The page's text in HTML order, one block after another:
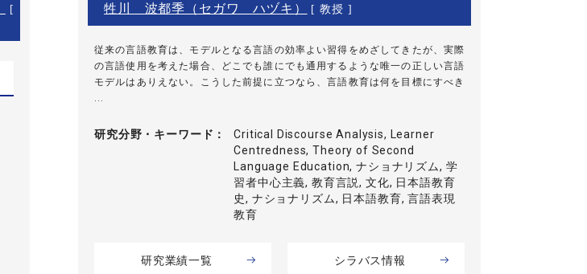
[
牲川 波都季（セガワ ハヅキ） [ 教授 ]
従来の言語教育は、モデルとなる言語の効率よい習得をめざしてきたが、実際
の言語使用を考えた場合、どこでも誰にでも通用するような唯一の正しい言語
モデルはありえない。こうした前提に立つなら、言語教育は何を目標にすべき
研究分野・ キーワード
Critical Discourse Analysis, Learner
Centredness, Theory of Second
Language Education, ナショナリズム, 学
習者中心主義, 教育言説, 文化, 日本語教育
史, ナショナリズム, 日本語教育, 言語表現
教育
研究業績一覧 シラバス情報